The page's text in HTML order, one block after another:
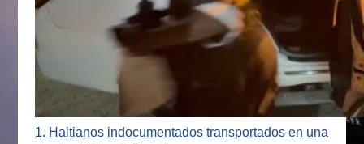
1. Haitianos indocumentados transportados en una